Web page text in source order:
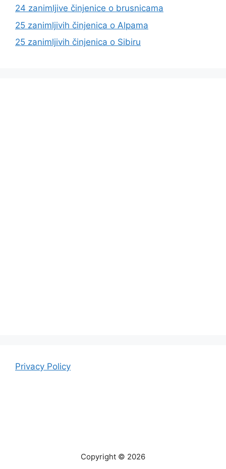
24 zanimljive činjenice o brusnicama
25 zanimljivih činjenica o Alpama
25 zanimljivih činjenica o Sibiru
Privacy Policy
Copyright © 2026